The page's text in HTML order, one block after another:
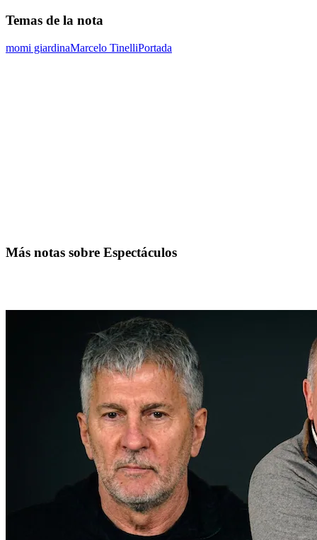
Temas de la nota
momi giardinaMarcelo TinelliPortada
Más notas sobre Espectáculos